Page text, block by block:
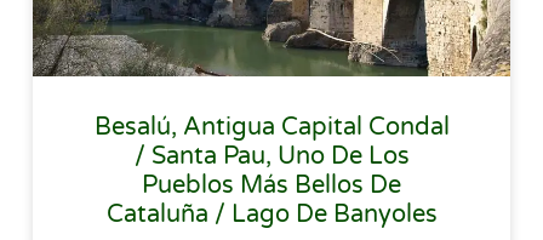
Besalú, Antigua Capital Condal
/ Santa Pau, Uno De Los
Pueblos Más Bellos De
Cataluña / Lago De Banyoles